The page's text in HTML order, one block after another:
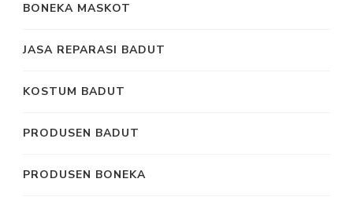
BONEKA MASKOT
JASA REPARASI BADUT
KOSTUM BADUT
PRODUSEN BADUT
PRODUSEN BONEKA